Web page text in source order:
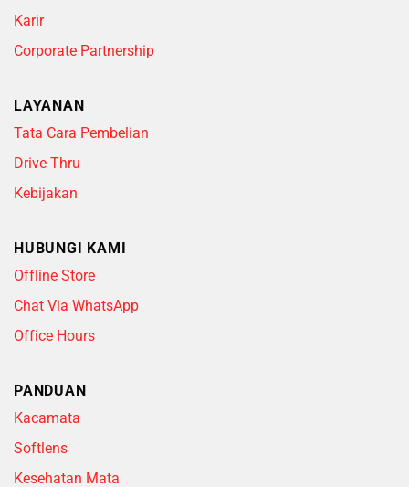
Karir
Corporate Partnership
LAYANAN
Tata Cara Pembelian
Drive Thru
Kebijakan
HUBUNGI KAMI
Offline Store
Chat Via WhatsApp
Office Hours
PANDUAN
Kacamata
Softlens
Kesehatan Mata